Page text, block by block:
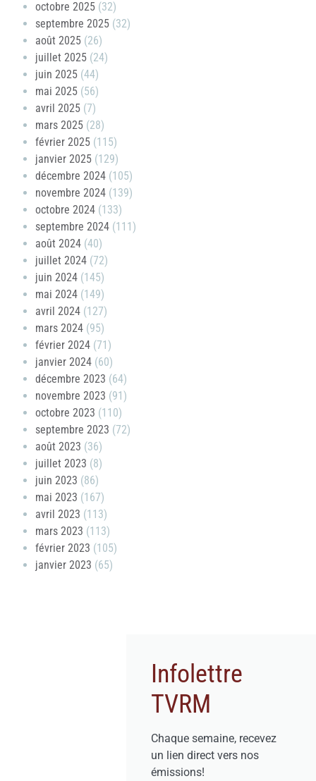
octobre 2025 (32)
septembre 2025 (32)
août 2025 (26)
juillet 2025 (24)
juin 2025 (44)
mai 2025 (56)
avril 2025 (7)
mars 2025 (28)
février 2025 (115)
janvier 2025 (129)
décembre 2024 (105)
novembre 2024 (139)
octobre 2024 (133)
septembre 2024 (111)
août 2024 (40)
juillet 2024 (72)
juin 2024 (145)
mai 2024 (149)
avril 2024 (127)
mars 2024 (95)
février 2024 (71)
janvier 2024 (60)
décembre 2023 (64)
novembre 2023 (91)
octobre 2023 (110)
septembre 2023 (72)
août 2023 (36)
juillet 2023 (8)
juin 2023 (86)
mai 2023 (167)
avril 2023 (113)
mars 2023 (113)
février 2023 (105)
janvier 2023 (65)
Infolettre
TVRM
Chaque semaine, recevez
un lien direct vers nos
émissions!